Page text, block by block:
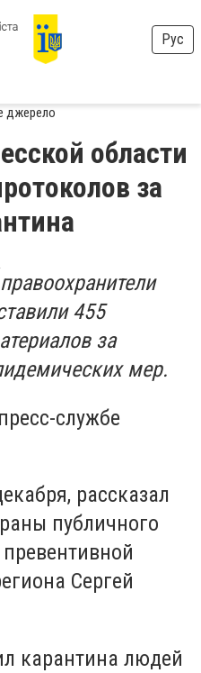
Рус
джерело
области
за
455
за
мер.
службе
рассказал
публичного
Сергей
карантина людей